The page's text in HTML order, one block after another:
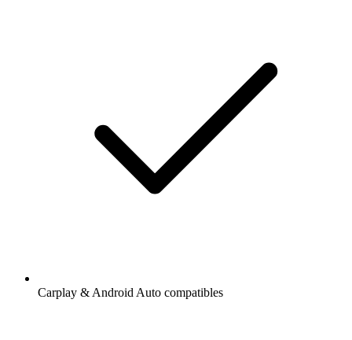
Carplay & Android Auto compatibles